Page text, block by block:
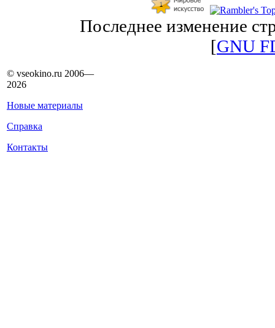
Последнее изменение
[GNU
© vseokino.ru 2006—
2026
Новые материалы
Справка
Контакты